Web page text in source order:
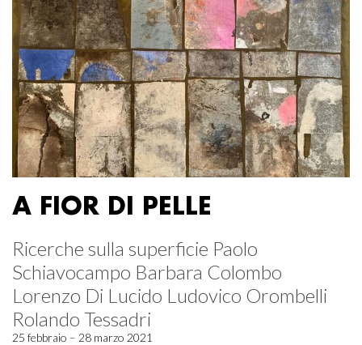
A FIOR DI PELLE
Ricerche sulla superficie Paolo
Schiavocampo Barbara Colombo
Lorenzo Di Lucido Ludovico Orombelli
Rolando Tessadri
25 febbraio – 28 marzo 2021